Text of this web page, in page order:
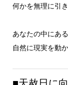
何かを無理に引
あなたの中にあ
自然に現実を動